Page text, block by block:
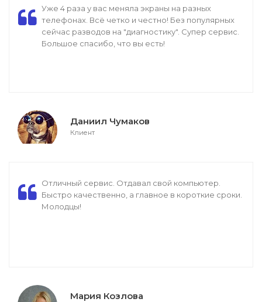
Уже 4 раза у вас меняла экраны на разных
телефонах. Всё четко и честно! Без популярных
сейчас разводов на "диагностику". Супер сервис.
Большое спасибо, что вы есть!
Даниил Чумаков
Клиент
Отличный сервис. Отдавал свой компьютер.
Быстро качественно, а главное в короткие сроки.
Молодцы!
Мария Козлова